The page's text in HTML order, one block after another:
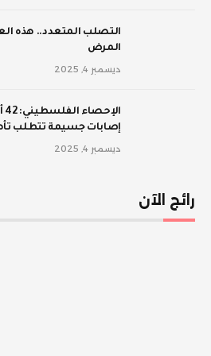
‫التصلب المتعدد.. هذه
المرض
ديسمبر 4, 2025
إصابات جسيمة تتطلب
ديسمبر 4, 2025
رائج الآن